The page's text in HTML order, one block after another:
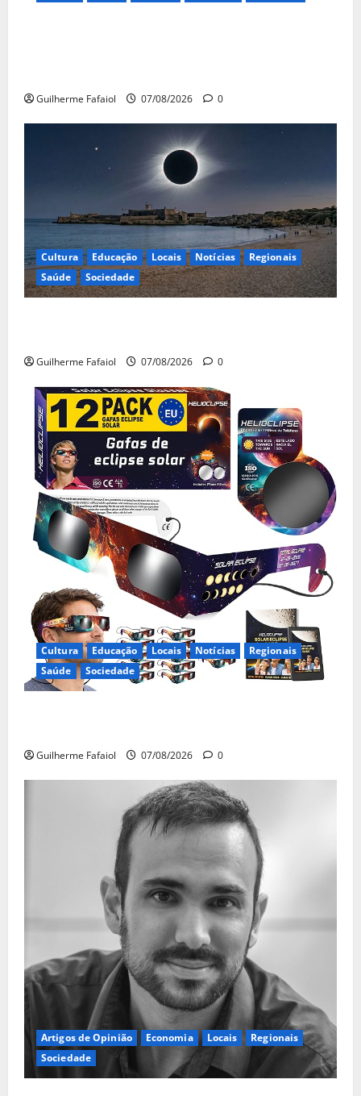
Guilherme Fafaiol 07/08/2026 0
Cultura Educação Locais Notícias
Regionais
Saúde
Sociedade
Guilherme Fafaiol 07/08/2026 0
Cultura Educação Locais Notícias
Regionais
Saúde
Sociedade
Guilherme Fafaiol 07/08/2026 0
Artigos de Opinião Economia Locais
Regionais
Sociedade